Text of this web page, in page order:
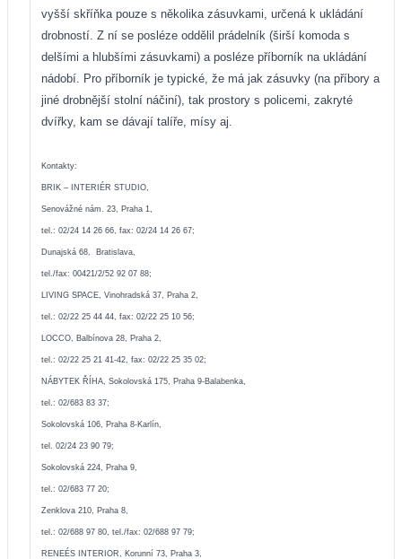
vyšší skříňka pouze s několika zásuvkami, určená k ukládání
drobností. Z ní se posléze oddělil prádelník (širší komoda s
delšími a hlubšími zásuvkami) a posléze příborník na ukládání
nádobí. Pro příborník je typické, že má jak zásuvky (na příbory a
jiné drobnější stolní náčiní), tak prostory s policemi, zakryté
dvířky, kam se dávají talíře, mísy aj.
Kontakty:
BRIK – INTERIÉR STUDIO,
Senovážné nám. 23, Praha 1,
tel.: 02/24 14 26 66, fax: 02/24 14 26 67;
Dunajská 68, Bratislava,
tel./fax: 00421/2/52 92 07 88;
LIVING SPACE, Vinohradská 37, Praha 2,
tel.: 02/22 25 44 44, fax: 02/22 25 10 56;
LOCCO, Balbínova 28, Praha 2,
tel.: 02/22 25 21 41-42, fax: 02/22 25 35 02;
NÁBYTEK ŘÍHA, Sokolovská 175, Praha 9-Balabenka,
tel.: 02/683 83 37;
Sokolovská 106, Praha 8-Karlín,
tel. 02/24 23 90 79;
Sokolovská 224, Praha 9,
tel.: 02/683 77 20;
Zenklova 210, Praha 8,
tel.: 02/688 97 80, tel./fax: 02/688 97 79;
RENEÉS INTERIOR, Korunní 73, Praha 3,